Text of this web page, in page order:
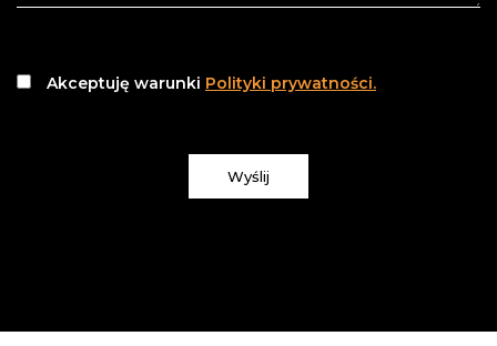
Akceptuję warunki Polityki prywatności.
Wyślij